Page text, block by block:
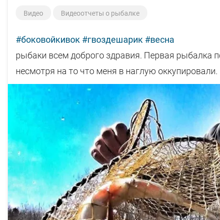
пройтись пришлось сегодня около 12км за
Кстати, полезная информация! ? Сегодня рыба
экспериментов с мормышками и лесками.
леске 0,10. На такой снасти получалось очень
#Мормышка#Зимняя_рыбалка
Видео Видеоотчеты о рыбалке
#боковойкивок #гвоздешарик #весна
рыбаки всем доброго здравия. Первая рыбалка
несмотря на то что меня в наглую оккупировали.